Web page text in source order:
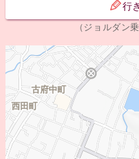
行
（ジョルダン